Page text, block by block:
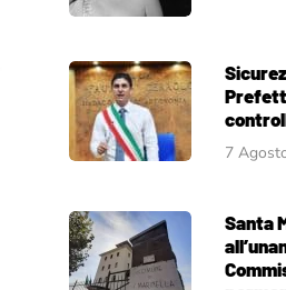
7
Santa